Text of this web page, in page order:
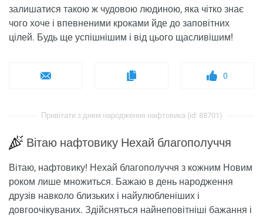
залишатися такою ж чудовою людиною, яка чітко знає
чого хоче і впевненими кроками йде до заповітних
цілей. Будь ще успішнішим і від цього щасливішим!
0
Привітати з днем ​​народження нафтовика (id: 88701)
Вітаю нафтовику Нехай благополуччя
Вітаю, нафтовику! Нехай благополуччя з кожним Новим
роком лише множиться. Бажаю в день народження
друзів навколо близьких і найулюбленіших і
довгоочікуваних. Здійсняться найнеповітніші бажання і